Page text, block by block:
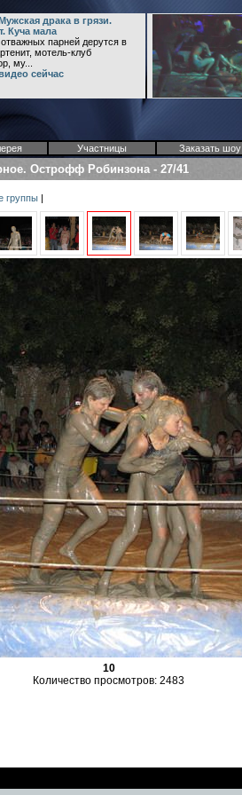
драка в грязи.
Куча мала
парней дерутся в
мотель-клуб
му...
сейчас
Участницы Заказать шоу
Острофф Робинзона- 27/41
группы |
10
Количество просмотров: 2483